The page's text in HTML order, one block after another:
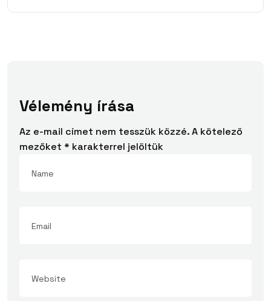
Vélemény írása
Az e-mail címet nem tesszük közzé.A kötelező
mezőket * karakterrel jelöltük